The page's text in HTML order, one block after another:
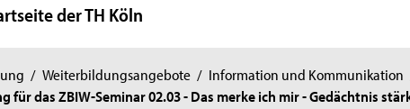
der TH Köln
/ Weiterbildungsangebote / Information und Kommunikation
für das ZBIW-Seminar 02.03 - Das merke ich mir - Gedächtnis